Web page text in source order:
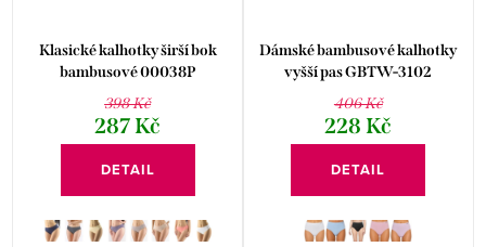
Klasické kalhotky širší bok
bambusové 00038P
398 Kč
287 Kč
DETAIL
Dámské bambusové kalhotky
vyšší pas GBTW-3102
406 Kč
228 Kč
DETAIL